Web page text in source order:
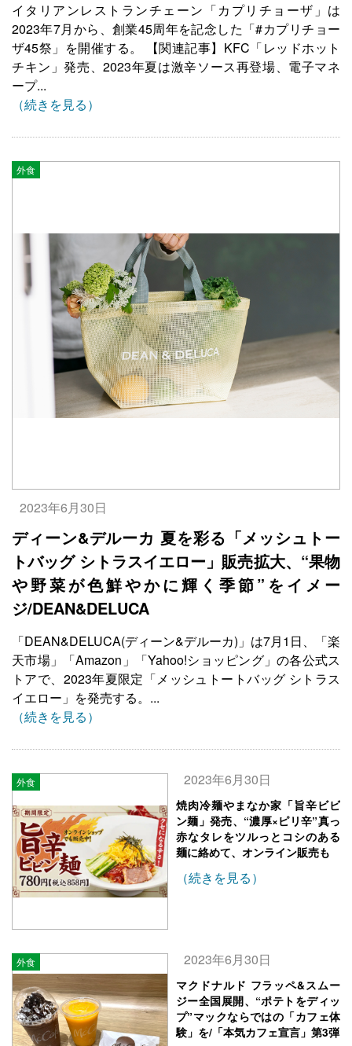
イタリアンレストランチェーン「カプリチョーザ」は
2023年7月から、創業45周年を記念した「#カプリチョー
ザ45祭」を開催する。 【関連記事】KFC「レッドホット
チキン」発売、2023年夏は激辛ソース再登場、電子マネ
ープ...
（続きを見る）
外食
2023年6月30日
ディーン&デルーカ 夏を彩る「メッシュトー
トバッグ シトラスイエロー」販売拡大、“果物
や野菜が色鮮やかに輝く季節”をイメー
ジ/DEAN&DELUCA
「DEAN&DELUCA(ディーン&デルーカ)」は7月1日、「楽
天市場」「Amazon」「Yahoo!ショッピング」の各公式ス
トアで、2023年夏限定「メッシュトートバッグ シトラス
イエロー」を発売する。...
（続きを見る）
外食 2023年6月30日
焼肉冷麺やまなか家「旨辛ビビ
ン麺」発売、“濃厚×ピリ辛”真っ
赤なタレをツルっとコシのある
麺に絡めて、オンライン販売も
（続きを見る）
外食 2023年6月30日
マクドナルド フラッペ&スムー
ジー全国展開、“ポテトをディッ
プ”マックならではの「カフェ体
験」を/「本気カフェ宣言」第3弾